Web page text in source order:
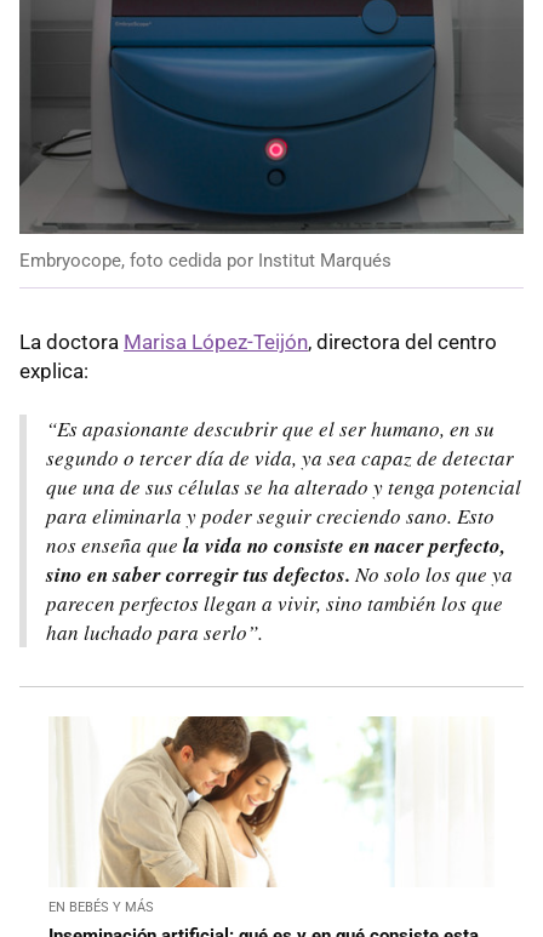
Embryocope, foto cedida por Institut Marqués
La doctora Marisa López-Teijón, directora del centro
explica:
“Es apasionante descubrir que el ser humano, en su
segundo o tercer día de vida, ya sea capaz de detectar
que una de sus células se ha alterado y tenga potencial
para eliminarla y poder seguir creciendo sano. Esto
nos enseña que la vida no consiste en nacer perfecto,
sino en saber corregir tus defectos.No solo los que ya
parecen perfectos llegan a vivir, sino también los que
han luchado para serlo”.
EN BEBÉS Y MÁS